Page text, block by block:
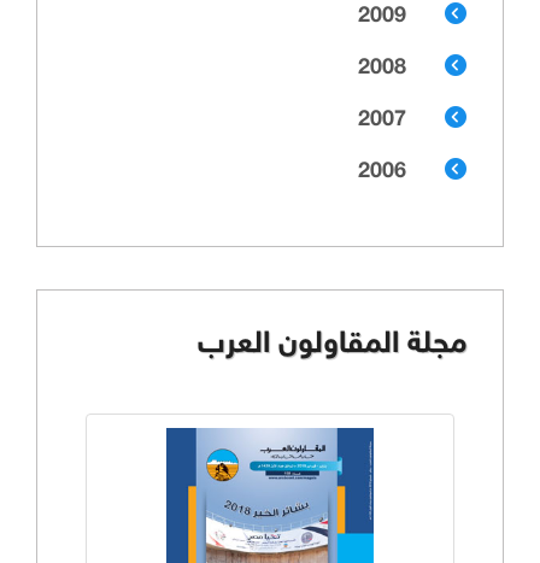
2009
2008
2007
2006
مجلة المقاولون العرب